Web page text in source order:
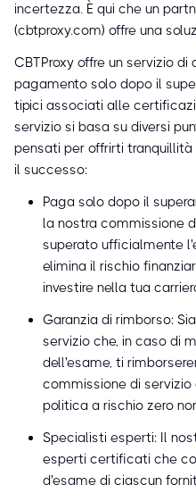
incertezza. È qui che un
(cbtproxy.com) offre una
CBTProxy offre un servizio
pagamento solo dopo il
tipici associati alle
servizio si basa su diversi
pensati per offrirti
il successo:
Paga solo dopo il
la nostra commissione
superato ufficialmente
elimina il rischio
investire nella tua
Garanzia di rimborso:
servizio che, in caso di
dell'esame, ti
commissione di
politica a rischio zero
Specialisti esperti: Il
esperti certificati che
d'esame di ciascun